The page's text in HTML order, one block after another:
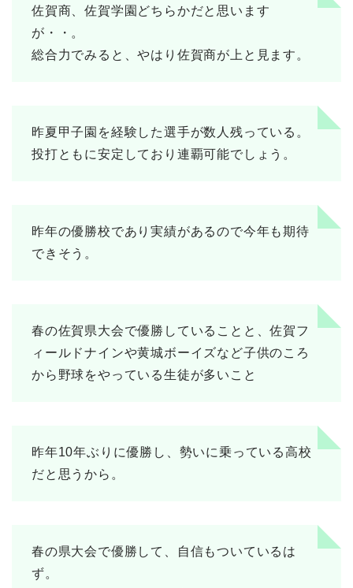
佐賀商、佐賀学園どちらかだと思います
が・・。
総合力でみると、やはり佐賀商が上と見ます。
昨夏甲子園を経験した選手が数人残っている。
投打ともに安定しており連覇可能でしょう。
昨年の優勝校であり実績があるので今年も期待
できそう。
春の佐賀県大会で優勝していることと、佐賀フ
ィールドナインや黄城ボーイズなど子供のころ
から野球をやっている生徒が多いこと
昨年10年ぶりに優勝し、勢いに乗っている高校
だと思うから。
春の県大会で優勝して、自信もついているは
ず。